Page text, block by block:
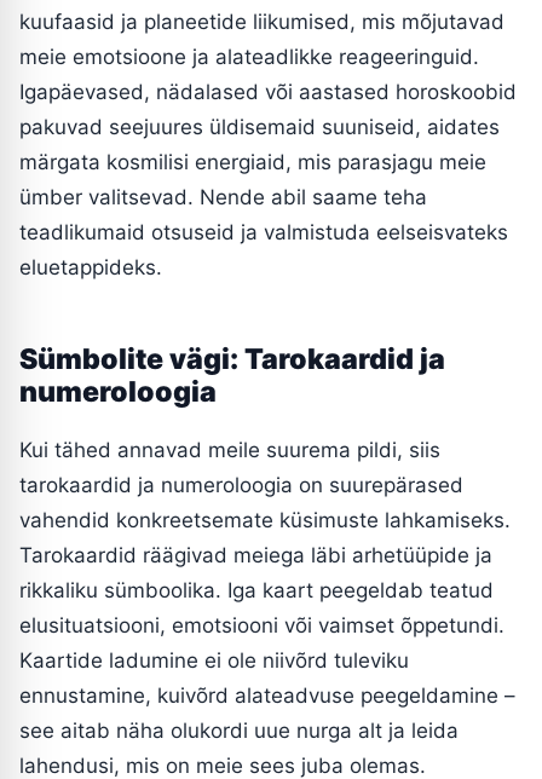
kuufaasid ja planeetide liikumised, mis mõjutavad
meie emotsioone ja alateadlikke reageeringuid.
Igapäevased, nädalased või aastased horoskoobid
pakuvad seejuures üldisemaid suuniseid, aidates
märgata kosmilisi energiaid, mis parasjagu meie
ümber valitsevad. Nende abil saame teha
teadlikumaid otsuseid ja valmistuda eelseisvateks
eluetappideks.
Sümbolite vägi: Tarokaardid ja
numeroloogia
Kui tähed annavad meile suurema pildi, siis
tarokaardid ja numeroloogia on suurepärased
vahendid konkreetsemate küsimuste lahkamiseks.
Tarokaardid räägivad meiega läbi arhetüüpide ja
rikkaliku sümboolika. Iga kaart peegeldab teatud
elusituatsiooni, emotsiooni või vaimset õppetundi.
Kaartide ladumine ei ole niivõrd tuleviku
ennustamine, kuivõrd alateadvuse peegeldamine –
see aitab näha olukordi uue nurga alt ja leida
lahendusi, mis on meie sees juba olemas.